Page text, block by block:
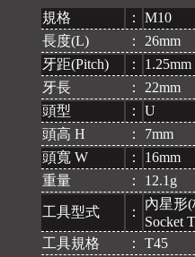
規格 ：
M10
長度(L)
：
26mm
牙距(Pitch)
：
1.25mm
牙長
：
22mm
頭型
：
U
頭高 H
：
7mm
頭寬 W
：
16mm
重量
： 12.1g
工具型式 ：
內星形
Socket
工具規格
： T45